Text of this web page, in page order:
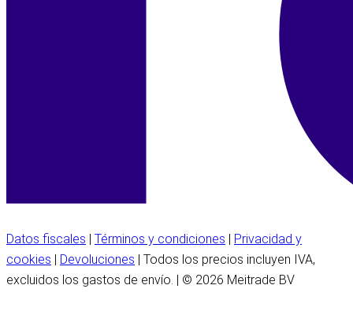
Datos fiscales | Términos y condiciones | Privacidad y
cookies | Devoluciones | Todos los precios incluyen IVA,
excluidos los gastos de envío. | © 2026 Meitrade BV